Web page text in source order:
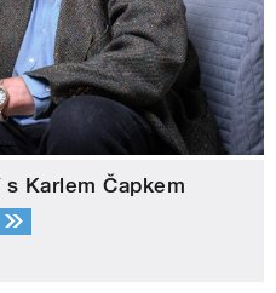
s Karlem Čapkem